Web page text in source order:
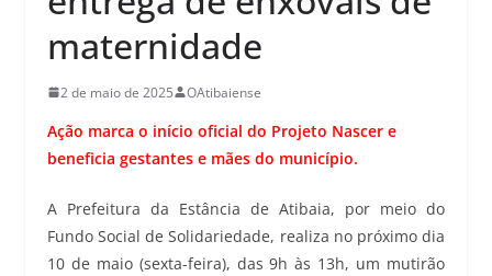
maternidade
2 de maio de 2025 OAtibaiense
Ação marca o início oficial do Projeto Nascer e
beneficia gestantes e mães do município.
A Prefeitura da Estância de Atibaia, por meio do
Fundo Social de Solidariedade, realiza no próximo dia
10 de maio (sexta-feira), das 9h às 13h, um mutirão